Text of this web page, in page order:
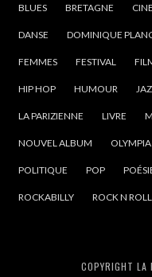
BLUES BRETAGNE
DANSE DOMINIQUE
FEMMES FESTIVAL
HIP HOP HUMOUR
LA PARIZIENNE LIVRE
NOUVEL ALBUM OLYMPIA
POLITIQUE POP
ROCKABILLY ROCK N ROLL
COPYRIGHT